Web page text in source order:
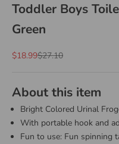
Toddler Boys
Green
Sale price
$18.99Regular price
$27.10
About this item
Bright Colored Urinal
With portable hook and
Fun to use: Fun spinning